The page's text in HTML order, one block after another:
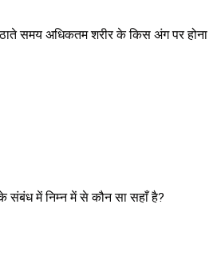
समय अधिकतम शरीर के किस अंग पर होना
संबंध में निम्न में से कौन सा सहाँ है?